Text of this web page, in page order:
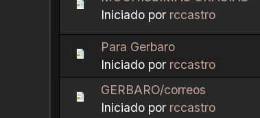
Iniciado por rccastro
Para Gerbaro
Iniciado por rccastro
GERBARO/correos
Iniciado por rccastro